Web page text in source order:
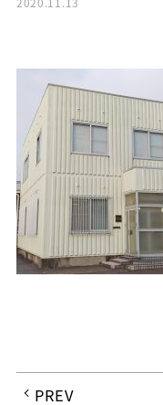
PREV